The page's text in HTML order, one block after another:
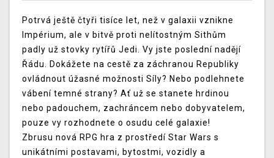
Potrvá ještě čtyři tisíce let, než v galaxii vznikne
Impérium, ale v bitvě proti nelítostným Sithům
padly už stovky rytířů Jedi. Vy jste poslední nadějí
Řádu. Dokážete na cestě za záchranou Republiky
ovládnout úžasné možnosti Síly? Nebo podlehnete
vábení temné strany? Ať už se stanete hrdinou
nebo padouchem, zachráncem nebo dobyvatelem,
pouze vy rozhodnete o osudu celé galaxie!
Zbrusu nová RPG hra z prostředí Star Wars s
unikátními postavami, bytostmi, vozidly a